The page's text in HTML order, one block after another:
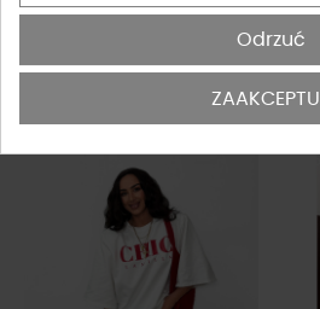
Top w paski La Milla biało
T-
Odrzuć